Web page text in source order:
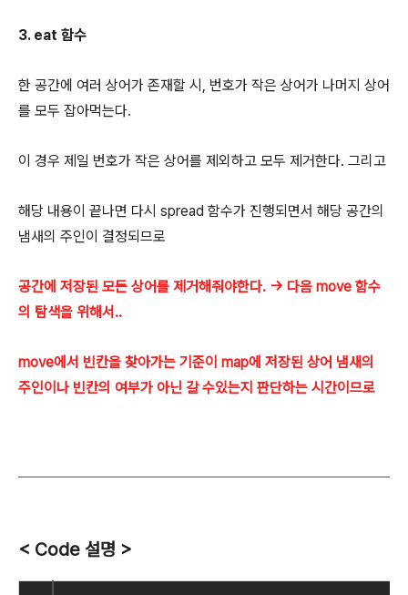
3. eat 함수
한 공간에 여러 상어가 존재할 시, 번호가 작은 상어가 나머지 상어
를 모두 잡아먹는다.
이 경우 제일 번호가 작은 상어를 제외하고 모두 제거한다. 그리고
해당 내용이 끝나면 다시 spread 함수가 진행되면서 해당 공간의
냄새의 주인이 결정되므로
공간에 저장된 모든 상어를 제거해줘야한다. -> 다음 move 함수
의 탐색을 위해서..
move에서 빈칸을 찾아가는 기준이 map에 저장된 상어 냄새의
주인이나 빈칸의 여부가 아닌 갈 수있는지 판단하는 시간이므로
< Code 설명 >